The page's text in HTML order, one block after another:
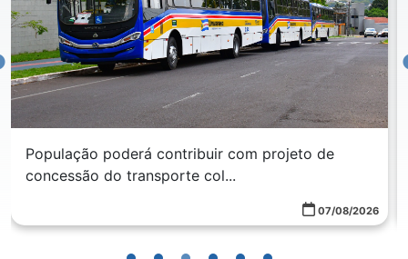
População poderá contribuir com projeto de
concessão do transporte col...
07/08/2026